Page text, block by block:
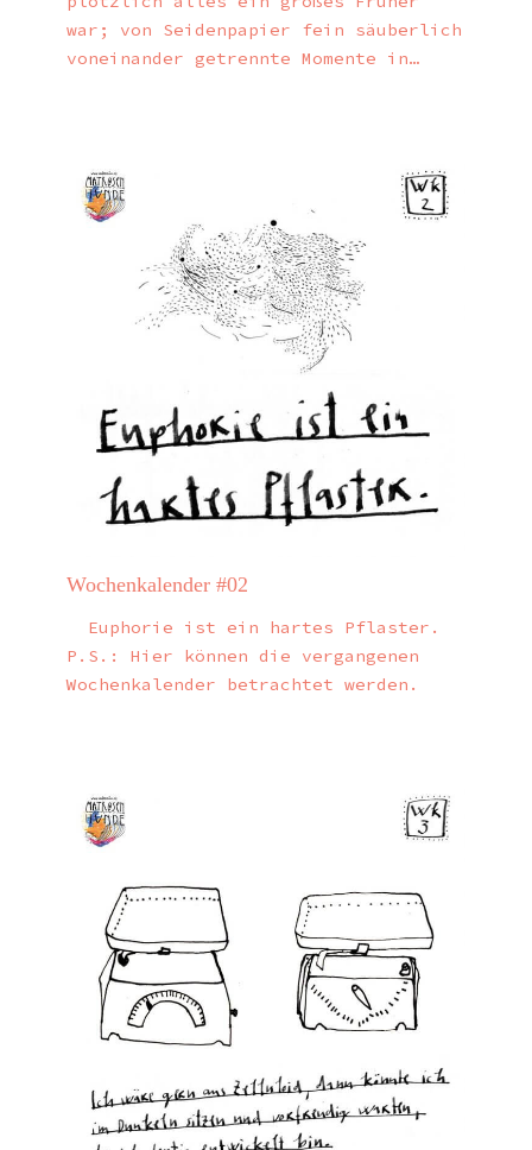
war; von Seidenpapier fein säuberlich
voneinander getrennte Momente in…
Wochenkalender #02
Euphorie ist ein hartes Pflaster.
P.S.: Hier können die vergangenen
Wochenkalender betrachtet werden.